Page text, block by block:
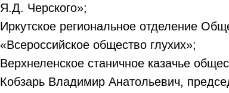
Я.Д. Черского»;
Иркутское региональное отделение
«Всероссийское общество глухих»;
Верхнеленское станичное казачье
Кобзарь Владимир Анатольевич,